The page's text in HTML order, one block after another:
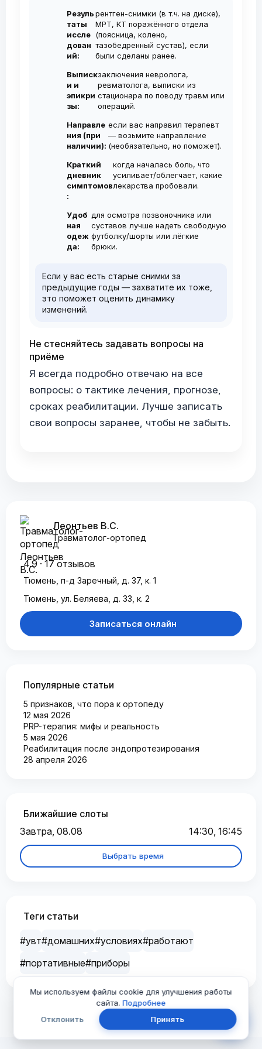
интервалом 1 нед. Повторные курсы
проводятся по необходимости, не чаще
1-2 раза в год.
ожидания.
Резуль
таты
иссле
дован
ий:
рентген-снимки (в т.ч. на диске),
МРТ, КТ поражённого отдела
(поясница, колено,
тазобедренный сустав), если
были сделаны ранее.
Выписк
и и
эпикри
зы:
заключения невролога,
ревматолога, выписки из
стационара по поводу травм или
операций.
Направле
ния (при
наличии):
если вас направил терапевт
— возьмите направление
(необязательно, но поможет).
Краткий
дневник
симптомов
:
когда началась боль, что
усиливает/облегчает, какие
лекарства пробовали.
Удоб
ная
одеж
да:
для осмотра позвоночника или
суставов лучше надеть свободную
футболку/шорты или лёгкие
брюки.
Если у вас есть старые снимки за
предыдущие годы — захватите их тоже,
это поможет оценить динамику
изменений.
Не стесняйтесь задавать вопросы на
приёме
Я всегда подробно отвечаю на все
вопросы: о тактике лечения, прогнозе,
сроках реабилитации. Лучше записать
свои вопросы заранее, чтобы не забыть.
Леонтьев В.С.
Травматолог-ортопед
4.9 · 17 отзывов
Тюмень, п-д Заречный, д. 37, к. 1
Тюмень, ул. Беляева, д. 33, к. 2
Записаться онлайн
Популярные статьи
5 признаков, что пора к ортопеду
12 мая 2026
PRP-терапия: мифы и реальность
5 мая 2026
Реабилитация после эндопротезирования
28 апреля 2026
Ближайшие слоты
Завтра, 08.08
14:30, 16:45
Выбрать время
Теги статьи
#увт#домашних#условиях#работают
#портативные#приборы
Мы используем файлы cookie для улучшения работы
сайта.Подробнее
Отклонить
Принять